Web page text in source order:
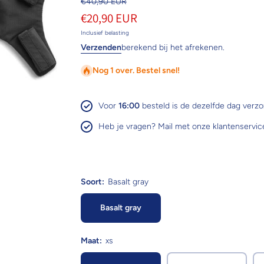
€20,90 EUR
Inclusief belasting
Verzendenberekend bij het afrekenen.
Nog 1 over. Bestel snel!
Voor 16:00besteld is de dezelfde dag
Heb je vragen? Mail met onze
Soort: Basalt gray
Basalt gray
Maat: xs